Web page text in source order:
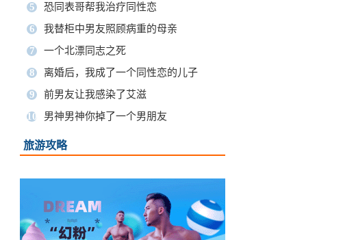
5
恐同表哥帮我治疗同性恋
6
我替柜中男友照顾病重的母亲
7
一个北漂同志之死
8
离婚后，我成了一个同性恋的儿子
9
前男友让我感染了艾滋
10
男神男神你掉了一个男朋友
旅游攻略